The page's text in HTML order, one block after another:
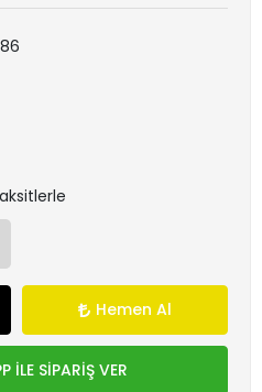
Hemen Al
İLE SİPARİŞ VER